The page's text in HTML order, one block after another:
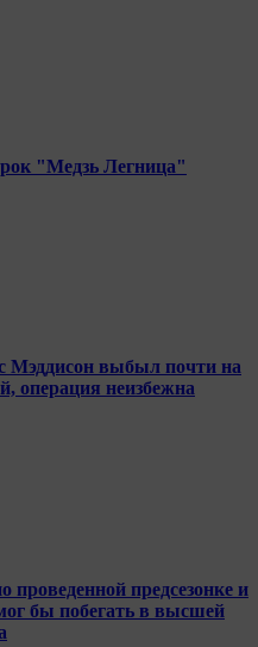
"Медзь Легница"
Мэддисон выбыл почти на
операция неизбежна
проведенной предсезонке и
бы побегать в высшей